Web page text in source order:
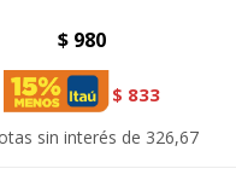
$ 980
$ 833
sin interés de 326,67